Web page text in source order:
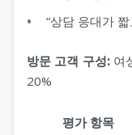
“상담 응대가
방문 고객 구성:여
20%
평가 항목